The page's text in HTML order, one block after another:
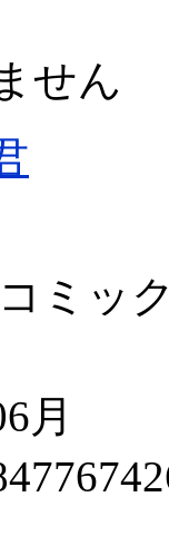
せん
ミッ
月